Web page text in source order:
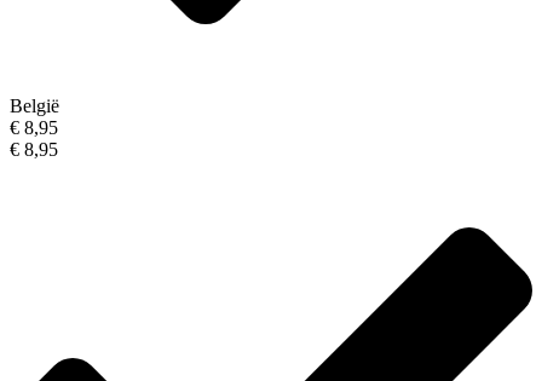
België
€ 8,95
€ 8,95